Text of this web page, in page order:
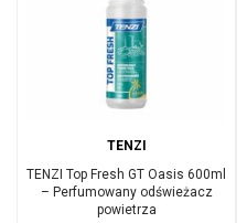
TENZI
TENZI Top Fresh GT Oasis 600ml
– Perfumowany odświeżacz
powietrza